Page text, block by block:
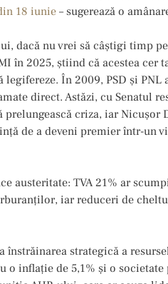
18 iunie – sugerează o
dacă nu vrei să câștigi timp
în 2025, știind că acestea cer
În 2009, PSD și PNL
direct. Astăzi, cu Senatul
criza, iar Nicușor
de a deveni premier într-un
austeritate: TVA 21% ar
iar reduceri de
strategică a
inflație de 5,1% și o societate